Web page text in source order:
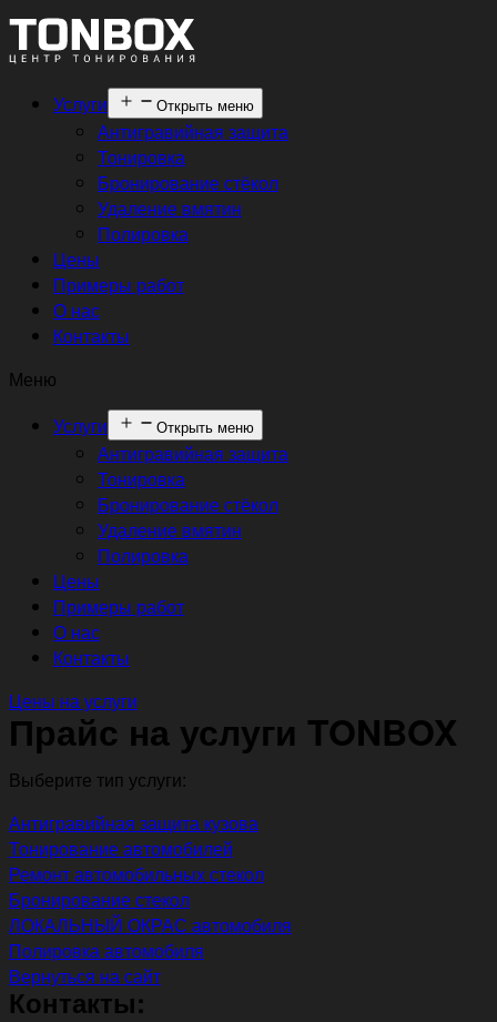
Услуги Открыть меню
Антигравийная защита
Тонировка
Бронирование стёкол
Удаление вмятин
Полировка
Цены
Примеры работ
О нас
Контакты
Меню
Услуги
Открыть меню
Антигравийная защита
Тонировка
Бронирование стёкол
Удаление вмятин
Полировка
Цены
Примеры работ
О нас
Контакты
Цены на услуги
Прайс на услуги TONBOX
Выберите тип услуги:
Антигравийная защита кузова
Тонирование автомобилей
Ремонт автомобильных стекол
Бронирование стекол
ЛОКАЛЬНЫЙ ОКРАС автомобиля
Полировка автомобиля
Вернуться на сайт
Контакты: